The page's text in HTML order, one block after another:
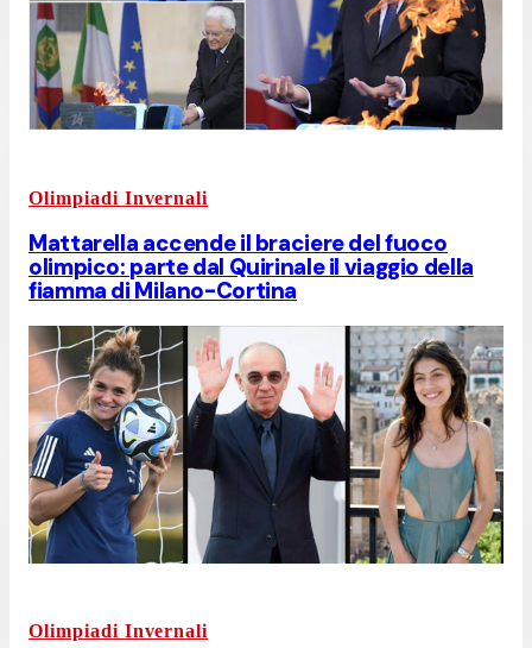
Olimpiadi Invernali
Mattarella accende il braciere del fuoco
olimpico: parte dal Quirinale il viaggio della
fiamma di Milano-Cortina
Olimpiadi Invernali